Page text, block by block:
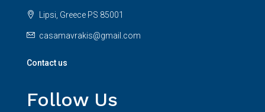
Lipsi, Greece PS 85001
casamavrakis@gmail.com
Contact us
Follow Us